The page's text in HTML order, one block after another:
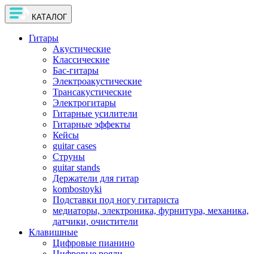
КАТАЛОГ
Гитары
Акустические
Классические
Бас-гитары
Электроакустические
Трансакустические
Электрогитары
Гитарные усилители
Гитарные эффекты
Кейсы
guitar cases
Струны
guitar stands
Держатели для гитар
kombostoyki
Подставки под ногу гитариста
медиаторы, электроника, фурнитура, механика,
датчики, очистители
Клавишные
Цифровые пианино